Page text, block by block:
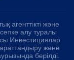
агенттікті және
алу туралы
Инвестициялар
және
берілді.